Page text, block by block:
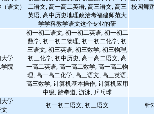
语文）
二语文, 高一高二英语, 高三语文, 高三
英语, 高中历史地理政治考福建师范大
学学科教学语文这个专业的研
校园舞
大学
院
初一初二语文, 初一初二英语, 初一初二
数学, 初一初二物理, 初一初二化学, 初
三语文, 初三英语, 初三数学, 初三物理,
初三化学, 初中历史, 高一高二语文, 高
一高二英语, 高一高二数学, 高一高二物
理, 高一高二化学, 高三语文, 高三英语,
高三数学, 计算机基本操作, 计算机应用
中级, 跆拳道, 游泳, 乒乓球
学
初一初二语文, 初三语文 针